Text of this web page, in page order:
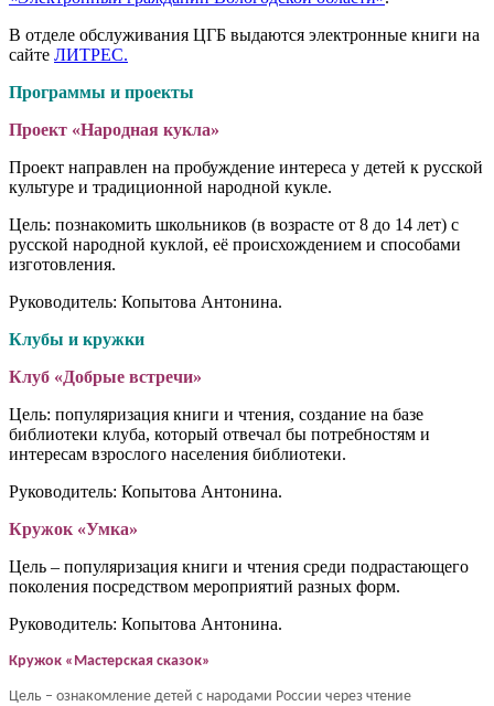
В отделе обслуживания ЦГБ выдаются электронные книги на
сайте ЛИТРЕС.
Программы и проекты
Проект «Народная кукла»
Проект направлен на пробуждение интереса у детей к русской
культуре и традиционной народной кукле.
Цель: познакомить школьников (в возрасте от 8 до 14 лет) с
русской народной куклой, её происхождением и способами
изготовления.
Руководитель: Копытова Антонина.
Клубы и кружки
Клуб «Добрые встречи»
Цель: популяризация книги и чтения, создание на базе
библиотеки клуба, который отвечал бы потребностям и
интересам взрослого населения библиотеки.
Руководитель: Копытова Антонина.
Кружок «Умка»
Цель – популяризация книги и чтения среди подрастающего
поколения посредством мероприятий разных форм.
Руководитель: Копытова Антонина.
Кружок «Мастерская сказок»
Цель – ознакомление детей с народами России через чтение